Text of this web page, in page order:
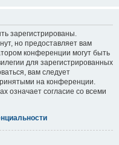
зарегистрированы.
но предоставляет вам
конференции могут быть
для зарегистрированных
вам следует
на конференции.
означает согласие со всеми